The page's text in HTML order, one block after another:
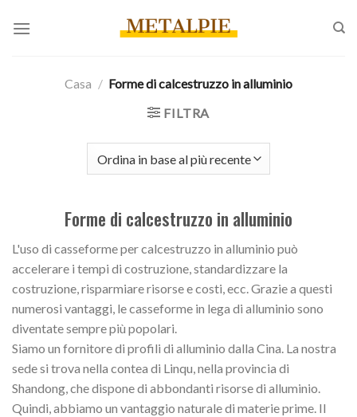
Casa / Forme di calcestruzzo in alluminio
FILTRA
Forme di calcestruzzo in alluminio
L'uso di casseforme per calcestruzzo in alluminio può
accelerare i tempi di costruzione, standardizzare la
costruzione, risparmiare risorse e costi, ecc. Grazie a questi
numerosi vantaggi, le casseforme in lega di alluminio sono
diventate sempre più popolari.
Siamo un fornitore di profili di alluminio dalla Cina. La nostra
sede si trova nella contea di Linqu, nella provincia di
Shandong, che dispone di abbondanti risorse di alluminio.
Quindi, abbiamo un vantaggio naturale di materie prime. Il